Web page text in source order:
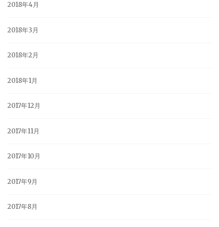
2018年4月
2018年3月
2018年2月
2018年1月
2017年12月
2017年11月
2017年10月
2017年9月
2017年8月